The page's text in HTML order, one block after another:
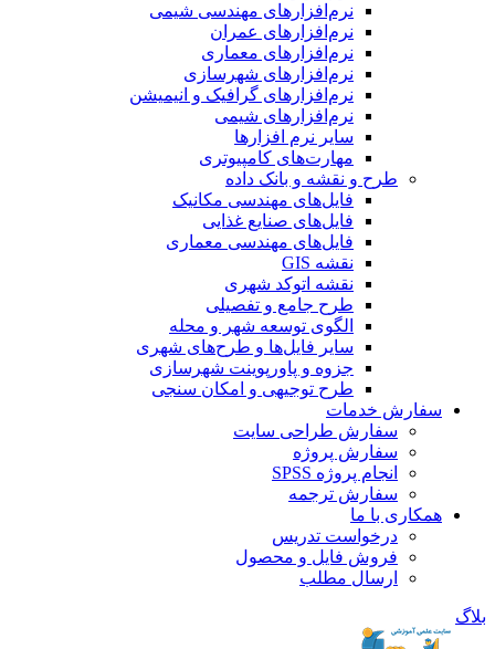
نرم‌افزارهای مهندسی شیمی
نرم‌افزارهای عمران
نرم‌افزارهای معماری
نرم‌افزارهای شهرسازی
نرم‌افزارهای گرافیک و انیمیشن
نرم‌افزارهای شیمی
سایر نرم افزارها
مهارت‌های کامپیوتری
طرح و نقشه و بانک داده
فایل‌های مهندسی مکانیک
فایل‌های صنایع غذایی
فایل‌های مهندسی معماری
نقشه GIS
نقشه اتوکد شهری
طرح جامع و تفصیلی
الگوی توسعه شهر و محله
سایر فایل‌ها و طرح‌های شهری
جزوه و پاورپوینت شهرسازی
طرح توجیهی و امکان سنجی
سفارش خدمات
سفارش طراحی سایت
سفارش پروژه
انجام پروژه SPSS
سفارش ترجمه
همکاری با ما
درخواست تدریس
فروش فایل و محصول
ارسال مطلب